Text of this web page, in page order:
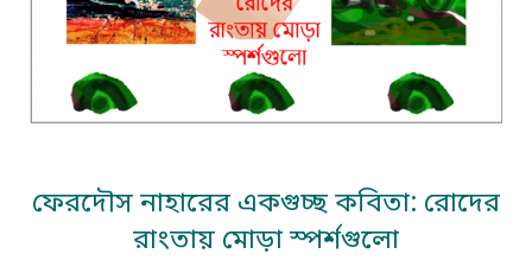
ফেরদৌস নাহারের একগুচ্ছ কবিতা: রোদের
রাংতায় মোড়া স্পর্শগুলো